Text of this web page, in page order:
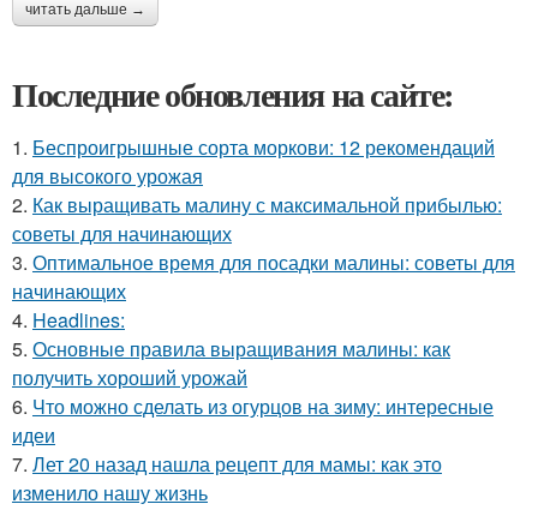
читать дальше →
Последние обновления на сайте:
1. Беспроигрышные сорта моркови: 12 рекомендаций
для высокого урожая
2. Как выращивать малину с максимальной прибылью:
советы для начинающих
3. Оптимальное время для посадки малины: советы для
начинающих
4. Headlines:
5. Основные правила выращивания малины: как
получить хороший урожай
6. Что можно сделать из огурцов на зиму: интересные
идеи
7. Лет 20 назад нашла рецепт для мамы: как это
изменило нашу жизнь